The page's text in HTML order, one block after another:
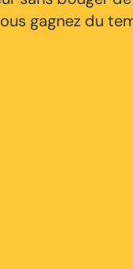
gagnez du